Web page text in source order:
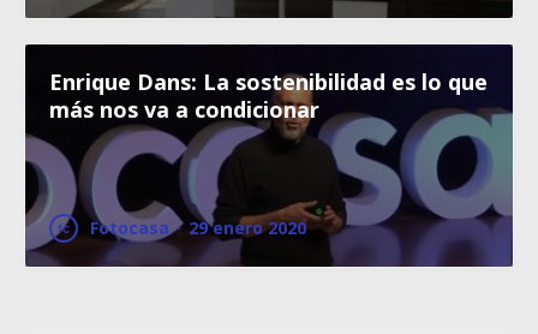
Enrique Dans: La sostenibilidad es lo que
más nos va a condicionar
Fotocasa · 29 enero 2020